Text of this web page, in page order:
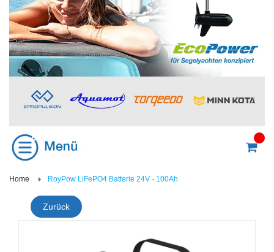
Home RoyPow LiFePO4 Batterie 24V - 100Ah
Zurück